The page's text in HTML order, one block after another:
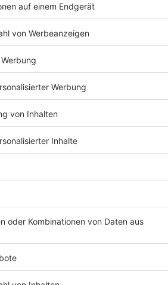
Autobahnbrücken in
Fahrzeuge.
in elf Fällen
nicht zu